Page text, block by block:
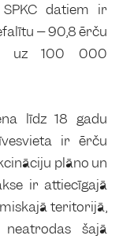
datiem ir
– 90,8 ērču
uz 100 000
līdz 18 gadu
ir ērču
plāno un
ir attiecīgajā
teritorijā,
šajā